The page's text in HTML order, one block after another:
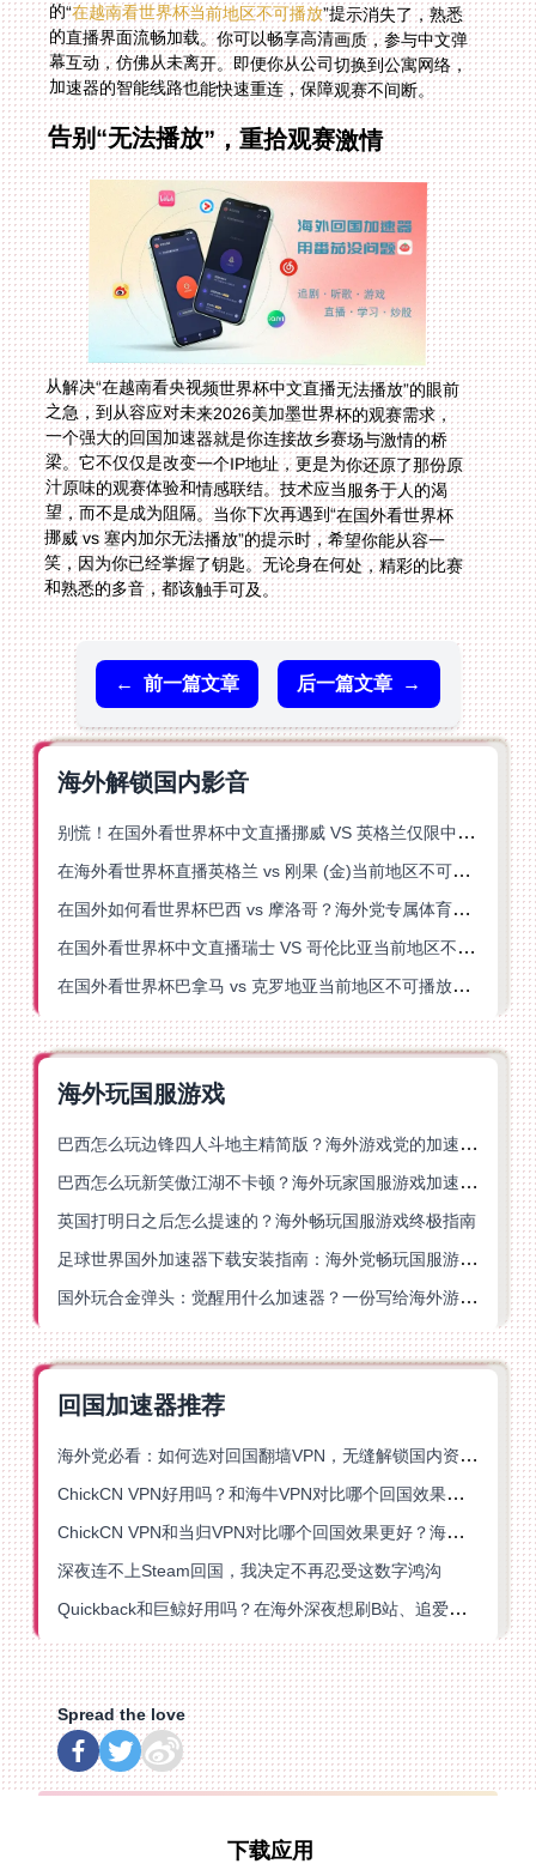
的“在越南看世界杯当前地区不可播放”提示消失了，熟悉
的直播界面流畅加载。你可以畅享高清画质，参与中文弹
幕互动，仿佛从未离开。即便你从公司切换到公寓网络，
加速器的智能线路也能快速重连，保障观赛不间断。
告别“无法播放”，重拾观赛激情
从解决“在越南看央视频世界杯中文直播无法播放”的眼前
之急，到从容应对未来2026美加墨世界杯的观赛需求，
一个强大的回国加速器就是你连接故乡赛场与激情的桥
梁。它不仅仅是改变一个IP地址，更是为你还原了那份原
汁原味的观赛体验和情感联结。技术应当服务于人的渴
望，而不是成为阻隔。当你下次再遇到“在国外看世界杯
挪威 vs 塞内加尔无法播放”的提示时，希望你能从容一
笑，因为你已经掌握了钥匙。无论身在何处，精彩的比赛
和熟悉的多音，都该触手可及。
← 前一篇文章 后一篇文章 →
海外解锁国内影音
别慌！在国外看世界杯中文直播挪威 VS 英格兰仅限中国大陆？这篇指南帮你搞定
在海外看世界杯直播英格兰 vs 刚果 (金)当前地区不可播放？这篇指南帮你突破所有限制
在国外如何看世界杯巴西 vs 摩洛哥？海外党专属体育观赛指南来了
在国外看世界杯中文直播瑞士 VS 哥伦比亚当前地区不可播放？这篇指南帮你搞定
在国外看世界杯巴拿马 vs 克罗地亚当前地区不可播放？这篇指南帮你轻松解决海外体育直播难题
海外玩国服游戏
巴西怎么玩边锋四人斗地主精简版？海外游戏党的加速器终极选择
巴西怎么玩新笑傲江湖不卡顿？海外玩家国服游戏加速终极指南（附猫和老鼠一梦江湖实测）
英国打明日之后怎么提速的？海外畅玩国服游戏终极指南
足球世界国外加速器下载安装指南：海外党畅玩国服游戏的终极解决方案
国外玩合金弹头：觉醒用什么加速器？一份写给海外游子的畅玩指南
回国加速器推荐
海外党必看：如何选对回国翻墙VPN，无缝解锁国内资源？
ChickCN VPN好用吗？和海牛VPN对比哪个回国效果更好？
ChickCN VPN和当归VPN对比哪个回国效果更好？海外党亲测后选了它
深夜连不上Steam回国，我决定不再忍受这数字鸿沟
Quickback和巨鲸好用吗？在海外深夜想刷B站、追爱奇艺的你，或许正需要这份答案
Spread the love
下载应用